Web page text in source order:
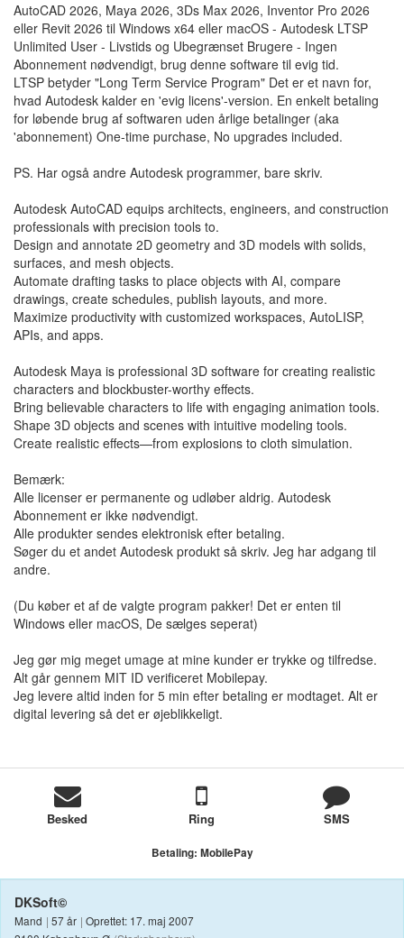
AutoCAD 2026, Maya 2026, 3Ds Max 2026, Inventor Pro 2026
eller Revit 2026 til Windows x64 eller macOS - Autodesk LTSP
Unlimited User - Livstids og Ubegrænset Brugere - Ingen
Abonnement nødvendigt, brug denne software til evig tid.
LTSP betyder "Long Term Service Program" Det er et navn for,
hvad Autodesk kalder en 'evig licens'-version. En enkelt betaling
for løbende brug af softwaren uden årlige betalinger (aka
'abonnement) One-time purchase, No upgrades included.
PS. Har også andre Autodesk programmer, bare skriv.
Autodesk AutoCAD equips architects, engineers, and construction
professionals with precision tools to.
Design and annotate 2D geometry and 3D models with solids,
surfaces, and mesh objects.
Automate drafting tasks to place objects with AI, compare
drawings, create schedules, publish layouts, and more.
Maximize productivity with customized workspaces, AutoLISP,
APIs, and apps.
Autodesk Maya is professional 3D software for creating realistic
characters and blockbuster-worthy effects.
Bring believable characters to life with engaging animation tools.
Shape 3D objects and scenes with intuitive modeling tools.
Create realistic effects—from explosions to cloth simulation.
Bemærk:
Alle licenser er permanente og udløber aldrig. Autodesk
Abonnement er ikke nødvendigt.
Alle produkter sendes elektronisk efter betaling.
Søger du et andet Autodesk produkt så skriv. Jeg har adgang til
andre.
(Du køber et af de valgte program pakker! Det er enten til
Windows eller macOS, De sælges seperat)
Jeg gør mig meget umage at mine kunder er trykke og tilfredse.
Alt går gennem MIT ID verificeret Mobilepay.
Jeg levere altid inden for 5 min efter betaling er modtaget. Alt er
digital levering så det er øjeblikkeligt.
Besked Ring SMS
Betaling: MobilePay
DKSoft©
Mand | 57 år | Oprettet: 17. maj 2007